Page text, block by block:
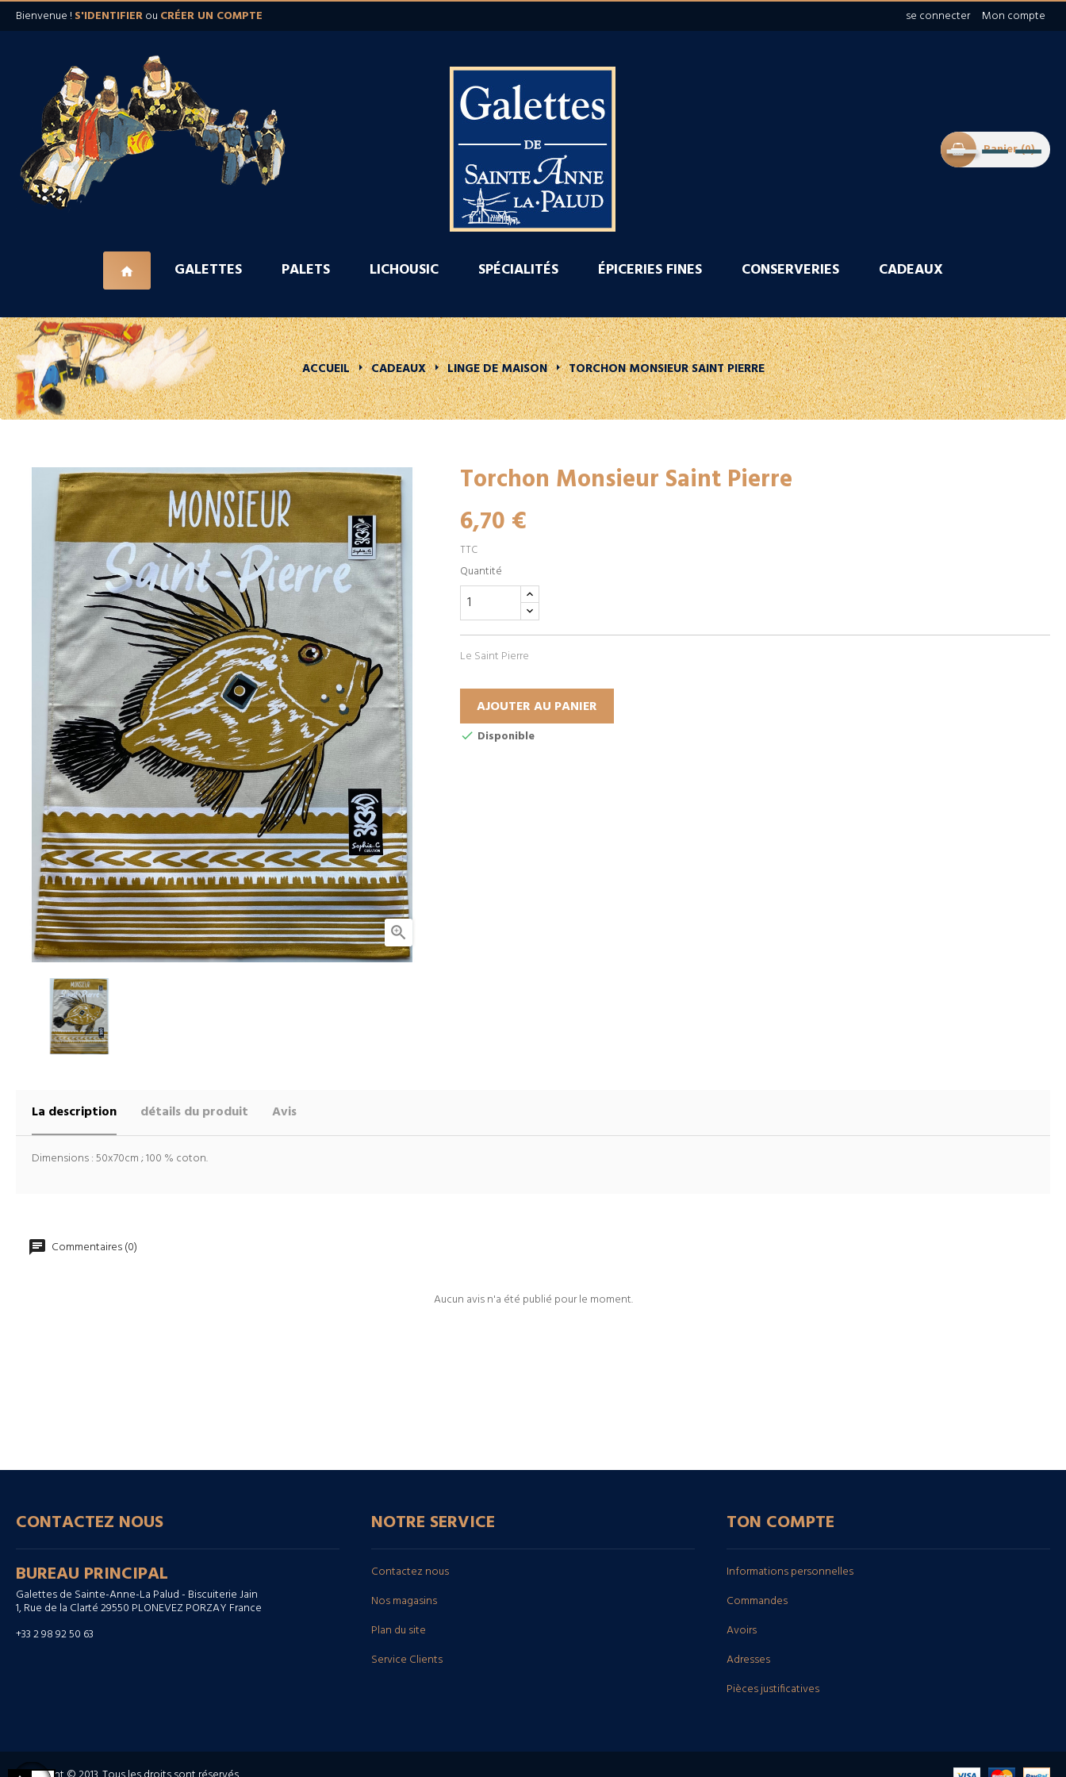
se connecter Mon compte
Bienvenue !S'IDENTIFIERou CRÉER UN COMPTE
Panier 0
GALETTES PALETS LICHOUSIC SPÉCIALITÉS ÉPICERIES FINES CONSERVERIES CADEAUX
ACCUEIL CADEAUX LINGE DE MAISON TORCHON MONSIEUR SAINT PIERRE

Torchon Monsieur Saint Pierre
6,70 €
TTC
Quantité
Le Saint Pierre
AJOUTER AU PANIER
Disponible
La description détails du produit Avis
Dimensions : 50x70cm ; 100 % coton.
Commentaires (0)
Aucun avis n'a été publié pour le moment.
CONTACTEZ NOUS
BUREAU PRINCIPAL
Galettes de Sainte-Anne-La Palud - Biscuiterie Jain
1, Rue de la Clarté 29550 PLONEVEZ PORZAY France
+33 2 98 92 50 63
NOTRE SERVICE
Contactez nous
Nos magasins
Plan du site
Service Clients
TON COMPTE
Informations personnelles
Commandes
Avoirs
Adresses
Pièces justificatives